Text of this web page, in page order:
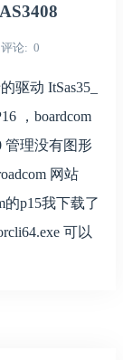
评论 0
驱动 ItSas35_
，boardcom
管理没有图形
网站
的p15我下载了
可以